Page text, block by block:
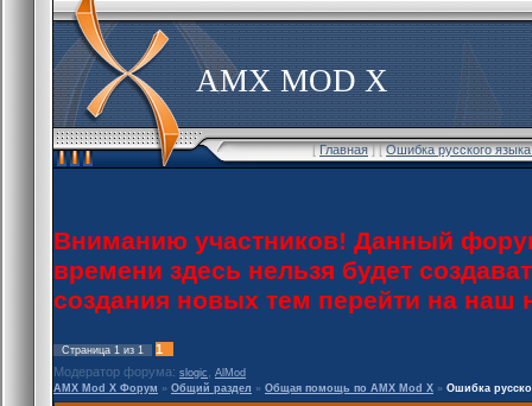
AMX MOD X
[Главная] [Ошибка русского
Вниманию участников! Данный
времени здесь нельзя будет
создания новых тем перейти на
Страница 1 из 1
1
Модератор форума: slogic
AlMod
AMX Mod X Форум » Общий раздел » Общая помощь по AMX Mod X » Ошибка